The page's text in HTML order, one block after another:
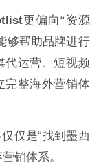
更偏向“资源
够帮助品牌进行
代运营、短视频
完整海外营销体
仅是“找到墨西
销体系。